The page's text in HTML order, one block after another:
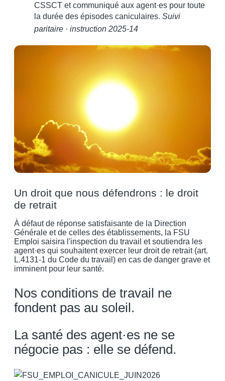
CSSCT et communiqué aux agent·es pour toute
la durée des épisodes caniculaires. Suivi
paritaire · instruction 2025-14
Un droit que nous défendrons : le droit
de retrait​
À défaut de réponse satisfaisante de la Direction
Générale et de celles des établissements, la FSU
Emploi saisira l'inspection du travail et soutiendra les
agent·es qui souhaitent exercer leur droit de retrait (art.
L.4131-1 du Code du travail) en cas de danger grave et
imminent pour leur santé.
Nos conditions de travail ne
fondent pas au soleil.
La santé des agent·es ne se
négocie pas : elle se défend.